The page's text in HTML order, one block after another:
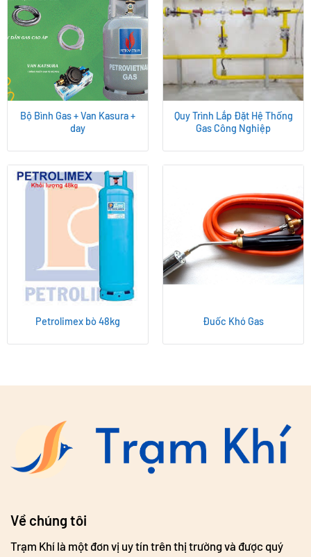
Bộ Bình Gas + Van Kasura +
day
Quy Trình Lắp Đặt Hệ Thống
Gas Công Nghiệp
Petrolimex bò 48kg Đuốc Khó Gas
Về chúng tôi
Trạm Khí là một đơn vị uy tín trên thị trường và được quý